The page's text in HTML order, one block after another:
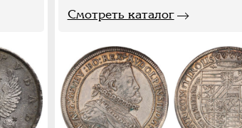
Смотреть каталог